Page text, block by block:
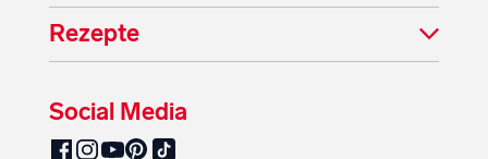
Rezepte
Social Media
SalzburgMilch auf Facebook
SalzburgMilch auf Instagram
SalzburgMilch auf YouTube
SalzburgMilch auf Pinterest
SalzburgMilch auf TikTok